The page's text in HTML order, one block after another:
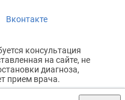
Вконтакте
консультация
на сайте, не
диагноза,
прием врача.